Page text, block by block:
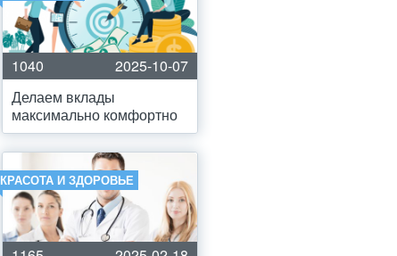
1040
2025-10-07
Делаем вклады
максимально комфортно
КРАСОТА И ЗДОРОВЬЕ